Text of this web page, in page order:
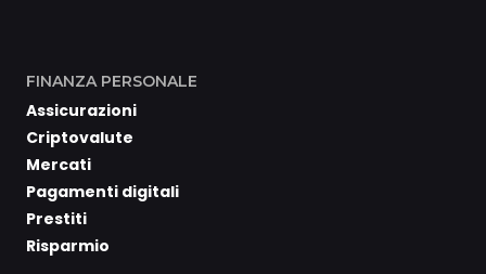
FINANZA PERSONALE
Assicurazioni
Criptovalute
Mercati
Pagamenti digitali
Prestiti
Risparmio